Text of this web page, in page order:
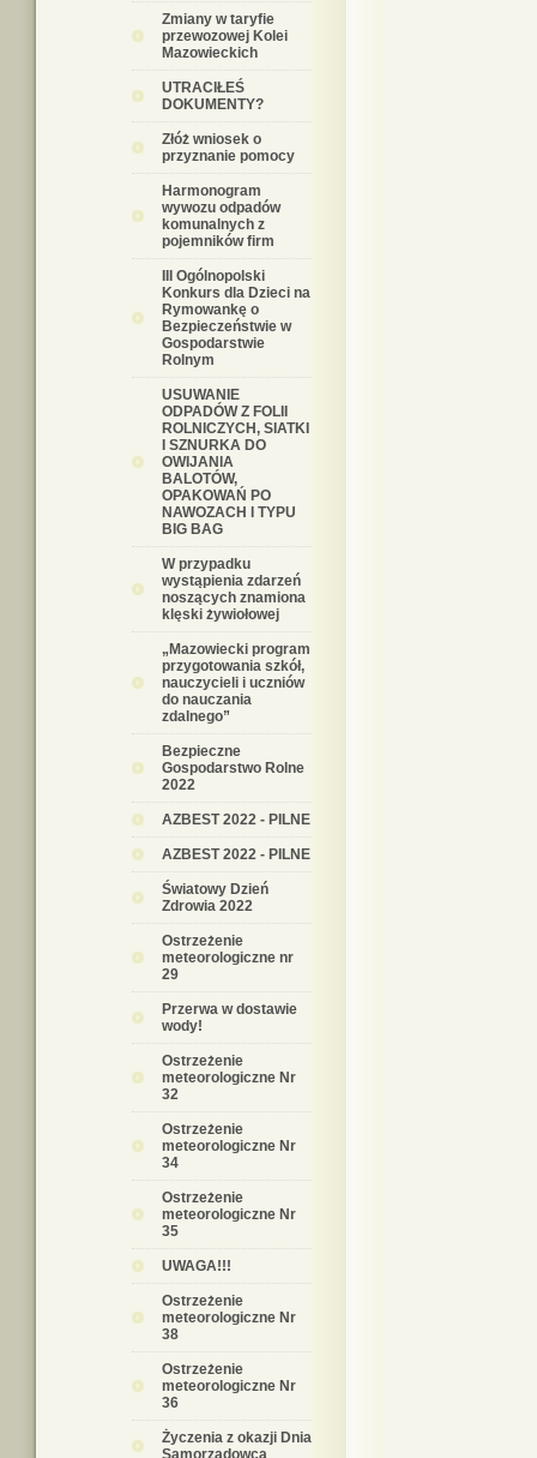
Zmiany w taryfie
przewozowej Kolei
Mazowieckich
UTRACIŁEŚ
DOKUMENTY?
Złóż wniosek o
przyznanie pomocy
Harmonogram
wywozu odpadów
komunalnych z
pojemników firm
III Ogólnopolski
Konkurs dla Dzieci na
Rymowankę o
Bezpieczeństwie w
Gospodarstwie
Rolnym
USUWANIE
ODPADÓW Z FOLII
ROLNICZYCH, SIATKI
I SZNURKA DO
OWIJANIA
BALOTÓW,
OPAKOWAŃ PO
NAWOZACH I TYPU
BIG BAG
W przypadku
wystąpienia zdarzeń
noszących znamiona
klęski żywiołowej
„Mazowiecki program
przygotowania szkół,
nauczycieli i uczniów
do nauczania
zdalnego”
Bezpieczne
Gospodarstwo Rolne
2022
AZBEST 2022 - PILNE
AZBEST 2022 - PILNE
Światowy Dzień
Zdrowia 2022
Ostrzeżenie
meteorologiczne nr
29
Przerwa w dostawie
wody!
Ostrzeżenie
meteorologiczne Nr
32
Ostrzeżenie
meteorologiczne Nr
34
Ostrzeżenie
meteorologiczne Nr
35
UWAGA!!!
Ostrzeżenie
meteorologiczne Nr
38
Ostrzeżenie
meteorologiczne Nr
36
Życzenia z okazji Dnia
Samorządowca